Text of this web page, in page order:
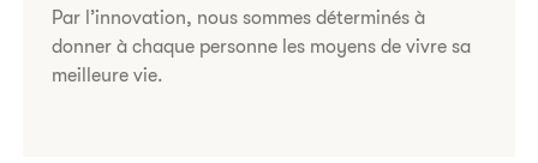
Par l’innovation, nous sommes déterminés à
donner à chaque personne les moyens de vivre sa
meilleure vie.